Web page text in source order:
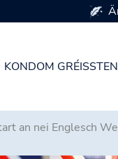
KONDOM GRÉISSTEN
an nei Englesch